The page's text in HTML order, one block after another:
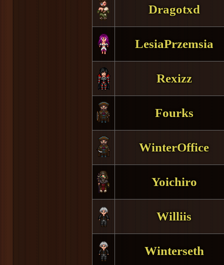
Dragotxd
LesiaPrzemsia
Rexizz
Fourks
WinterOffice
Yoichiro
Williis
Winterseth